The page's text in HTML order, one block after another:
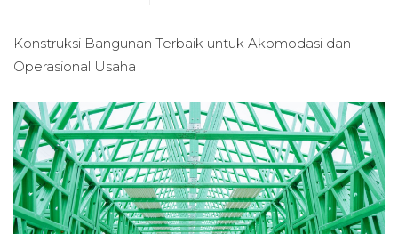
Konstruksi Bangunan Terbaik untuk Akomodasi dan
Operasional Usaha